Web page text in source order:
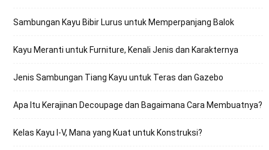
Sambungan Kayu Bibir Lurus untuk Memperpanjang Balok
Kayu Meranti untuk Furniture, Kenali Jenis dan Karakternya
Jenis Sambungan Tiang Kayu untuk Teras dan Gazebo
Apa Itu Kerajinan Decoupage dan Bagaimana Cara Membuatnya?
Kelas Kayu I-V, Mana yang Kuat untuk Konstruksi?